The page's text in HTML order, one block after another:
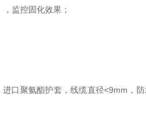
监控固化效果；
口聚氨酯护套，线缆直径<9mm，